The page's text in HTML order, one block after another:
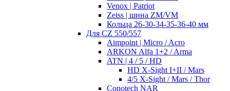
Venox | Patriot
Zeiss | шина ZM/VM
Кольца 26-30-34-35-36-40 мм
Для CZ 550/557
Aimpoint | Micro / Acro
ARKON Alfa 1+2 / Arma
ATN | 4 / 5 / HD
HD X-Sight I+II / Mars
4/5 X-Sight / Mars / Thor
Conotech NAR